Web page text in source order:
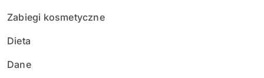
Zabiegi kosmetyczne
Dieta
Dane